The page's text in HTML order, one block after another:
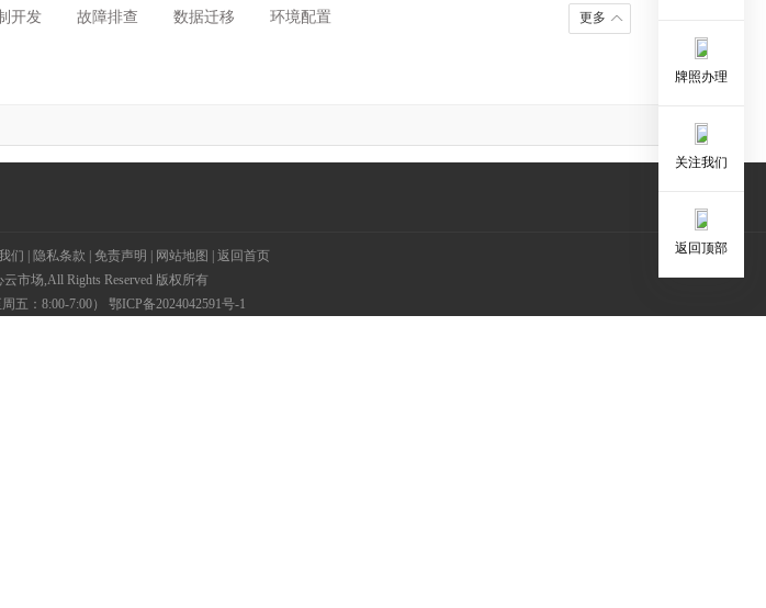
开发 故障排查 数据迁移 环境配置 更多
们 隐私条款 免责声明 网站地图
返回首页
市场,All Rights Reserved 版权所有
五：8:00-7:00） 鄂ICP备2024042591号-1
牌照办理
关注我们
返回顶部